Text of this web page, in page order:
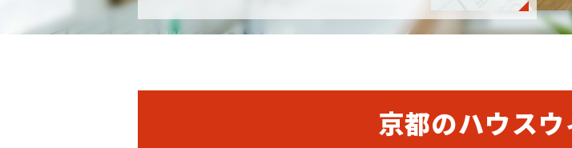
京都のハウス